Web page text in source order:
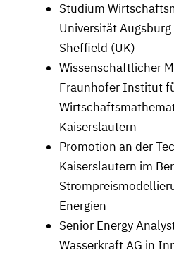
Studium
Universität
Sheffield (UK)
Wissenschaftlicher
Fraunhofer Institut
Kaiserslautern
Promotion an der
Kaiserslautern im
Energien
Senior Energy
Wasserkraft AG in